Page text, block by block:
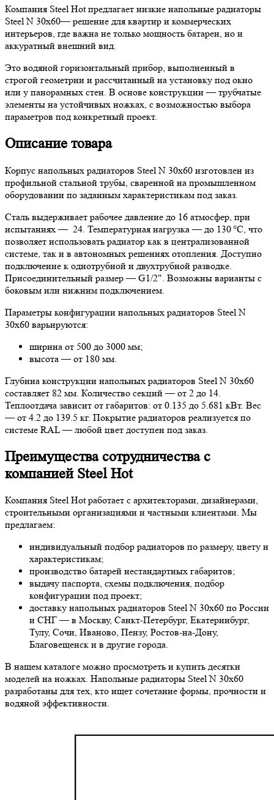
Компания Steel Hot предлагает низкие напольные радиаторы
Steel N 30х60— решение для квартир и коммерческих
интерьеров, где важна не только мощность батареи, но и
аккуратный внешний вид.
Это водяной горизонтальный прибор, выполненный в
строгой геометрии и рассчитанный на установку под окно
или у панорамных стен. В основе конструкции — трубчатые
элементы на устойчивых ножках, с возможностью выбора
параметров под конкретный проект.
Описание товара
Корпус напольных радиаторов Steel N 30х60 изготовлен из
профильной стальной трубы, сваренной на промышленном
оборудовании по заданным характеристикам под заказ.
Сталь выдерживает рабочее давление до 16 атмосфер, при
испытаниях — 24. Температурная нагрузка — до 130 °C, что
позволяет использовать радиатор как в централизованной
системе, так и в автономных решениях отопления. Доступно
подключение к однотрубной и двухтрубной разводке.
Присоединительный размер — G1/2". Возможны варианты с
боковым или нижним подключением.
Параметры конфигурации напольных радиаторов Steel N
30х60 варьируются:
ширина от 500 до 3000 мм;
высота — от 180 мм.
Глубина конструкции напольных радиаторов Steel N 30х60
составляет 82 мм. Количество секций — от 2 до 14.
Теплоотдача зависит от габаритов: от 0.135 до 5.681 кВт. Вес
— от 4.2 до 139.5 кг. Покрытие радиаторов реализуется по
системе RAL — любой цвет доступен под заказ.
Преимущества сотрудничества с
компанией Steel Hot
Компания Steel Hot работает с архитекторами, дизайнерами,
строительными организациями и частными клиентами. Мы
предлагаем:
индивидуальный подбор радиаторов по размеру, цвету и
характеристикам;
производство батарей нестандартных габаритов;
выдачу паспорта, схемы подключения, подбор
конфигурации под проект;
доставку напольных радиаторов Steel N 30х60 по России
и СНГ — в Москву, Санкт-Петербург, Екатеринбург,
Тулу, Сочи, Иваново, Пензу, Ростов-на-Дону,
Благовещенск и в другие города.
В нашем каталоге можно просмотреть и купить десятки
моделей на ножках. Напольные радиаторы Steel N 30х60
разработаны для тех, кто ищет сочетание формы, прочности и
водяной эффективности.